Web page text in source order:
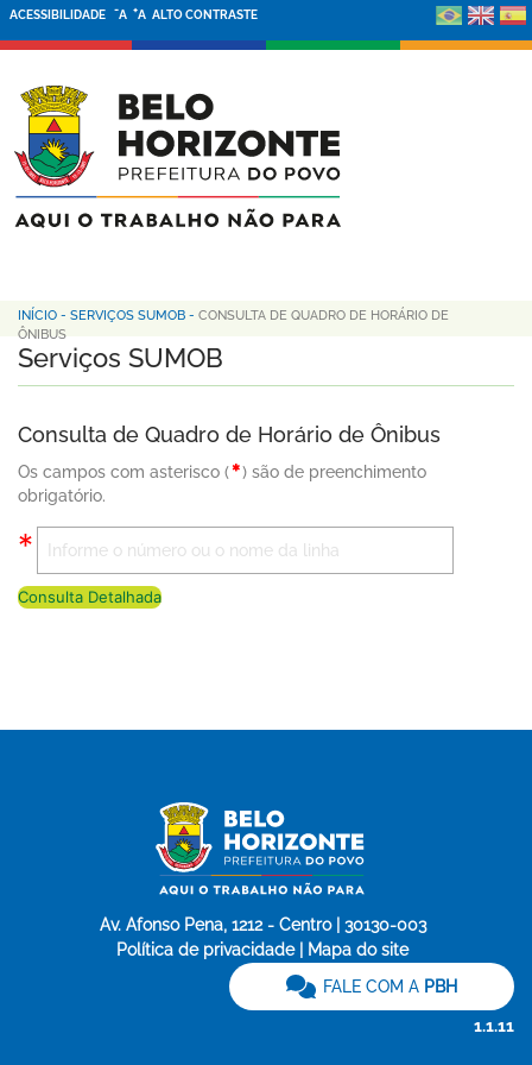
ACESSIBILIDADE -A +A ALTO CONTRASTE
INÍCIO - SERVIÇOS SUMOB - CONSULTA DE QUADRO DE HORÁRIO DE
ÔNIBUS
Serviços SUMOB
Consulta de Quadro de Horário de Ônibus
Os campos com asterisco (
) são de preenchimento
obrigatório.
Consulta Detalhada
Av. Afonso Pena, 1212 - Centro | 30130-003
Política de privacidade | Mapa do site
FALE COM A PBH
1.1.11